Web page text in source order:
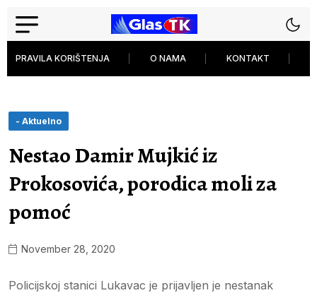
PRAVILA KORIŠTENJA O NAMA KONTAKT
- Aktuelno
Nestao Damir Mujkić iz
Prokosovića, porodica moli za
pomoć
November 28, 2020
Policijskoj stanici Lukavac je prijavljen je nestanak